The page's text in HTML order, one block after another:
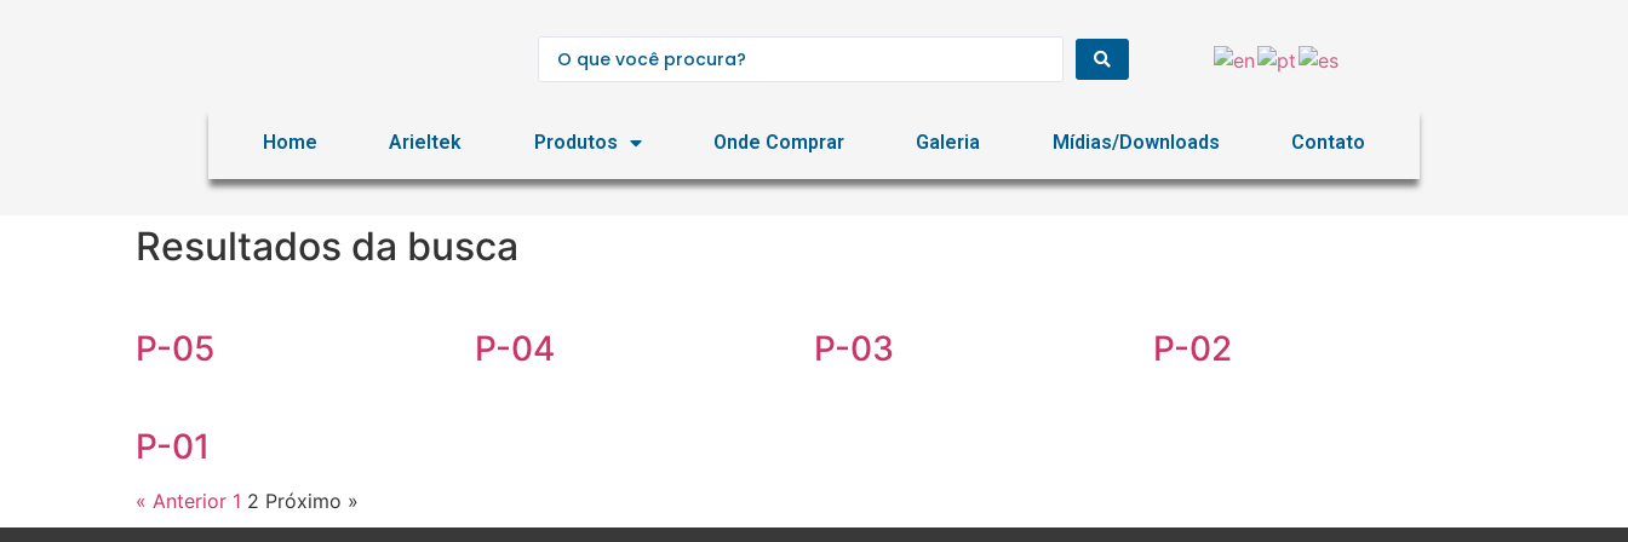
Home Arieltek Produtos Onde Comprar Galeria Mídias/Downloads Contato
Resultados da busca
P-05 P-04 P-03 P-02
P-01
« Anterior 1 2 Próximo »